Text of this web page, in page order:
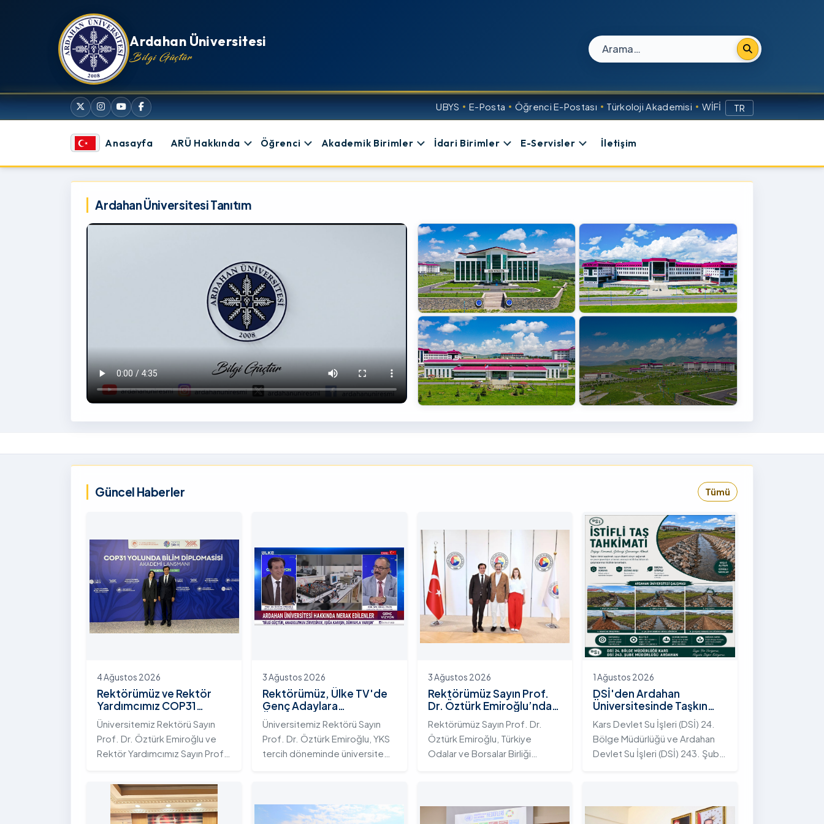
Ardahan Üniversitesi
Bilgi Güçtür Site içi arama
UBYS E-Posta Öğrenci E-Postası Türkoloji Akademisi WİFİ TR
Anasayfa ARÜ Hakkında Öğrenci Akademik Birimler İdari Birimler E-Servisler İletişim
Ardahan Üniversitesi
Ardahan Üniversitesi Tanıtım
İzlemek
Tıklayınız
Güncel Haberler Tümü
4 Ağustos 2026
Rektörümüz ve Rektör
Yardımcımız COP31
Yolunda Bilim Diplomasisi
Akademi Lansmanı
Toplantısına Katıldı
Üniversitemiz Rektörü Sayın
Prof. Dr. Öztürk Emiroğlu ve
Rektör Yardımcımız Sayın Prof.
Kurulu (YÖK) ev sahipliğinde 4
Ağustos 2026 tarihinde
Ankara’da düzenlenen “COP31
3 Ağustos 2026
Rektörümüz, Ülke TV'de
Genç Adaylara
Üniversitemizin Eğitim
Ekosistemini ve Sunduğu
Nitelikli İmkânları Anlattı
Üniversitemiz Rektörü Sayın
Prof. Dr. Öztürk Emiroğlu, YKS
tercih döneminde üniversite
kurumsal yetkinliğini, akademik
3 Ağustos 2026
Rektörümüz Sayın Prof.
Dr. Öztürk Emiroğlu’ndan
TOBB Başkanı Sayın M.
Rifat Hisarcıklıoğlu’na
Ziyaret
Rektörümüz Sayın Prof. Dr.
Öztürk Emiroğlu, Türkiye
Odalar ve Borsalar Birliği
Rektörümüze, eşi Sayın Dr.
1 Ağustos 2026
DSİ'den Ardahan
Üniversitesinde Taşkın
Koruma Projesi: İstifli Taş
Tahkimatı Çalışmaları
Tamamlandı
Kars Devlet Su İşleri (DSİ) 24.
Bölge Müdürlüğü ve Ardahan
Devlet Su İşleri (DSİ) 243. Şube
Üniversitesi yerleşkesinde